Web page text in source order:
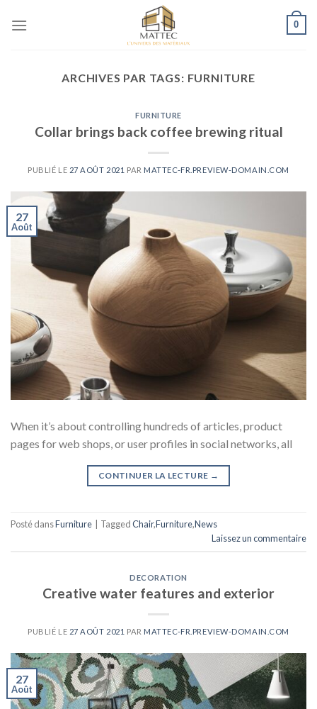
0
ARCHIVES PAR TAGS: FURNITURE
FURNITURE
Collar brings back coffee brewing ritual
PUBLIÉ LE 27 AOÛT 2021 PAR MATTEC-FR.PREVIEW-DOMAIN.COM
27
Août
When it’s about controlling hundreds of articles, product
pages for web shops, or user profiles in social networks, all
CONTINUER LA LECTURE →
Posté dansFurniture TaggedChair,Furniture,News
Laissez un commentaire
DECORATION
Creative water features and exterior
PUBLIÉ LE 27 AOÛT 2021 PAR MATTEC-FR.PREVIEW-DOMAIN.COM
27
Août